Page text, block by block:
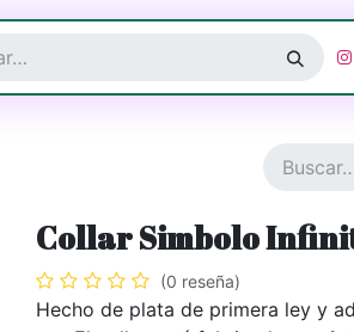
Collar Simbolo
(0 reseña)
Hecho de plata de primera ley y